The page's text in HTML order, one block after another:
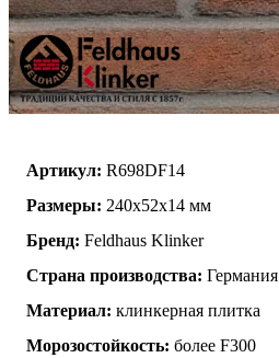
Артикул: R698DF14
Размеры: 240x52x14 мм
Бренд: Feldhaus Klinker
Страна производства: Германия
Материал: клинкерная плитка
Морозостойкость: более F300